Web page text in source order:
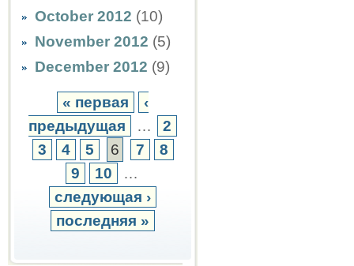
October 2012 (10)
November 2012 (5)
December 2012 (9)
« первая
‹
предыдущая
…
2
3
4 5 6 7
8
9
10
…
следующая ›
последняя »